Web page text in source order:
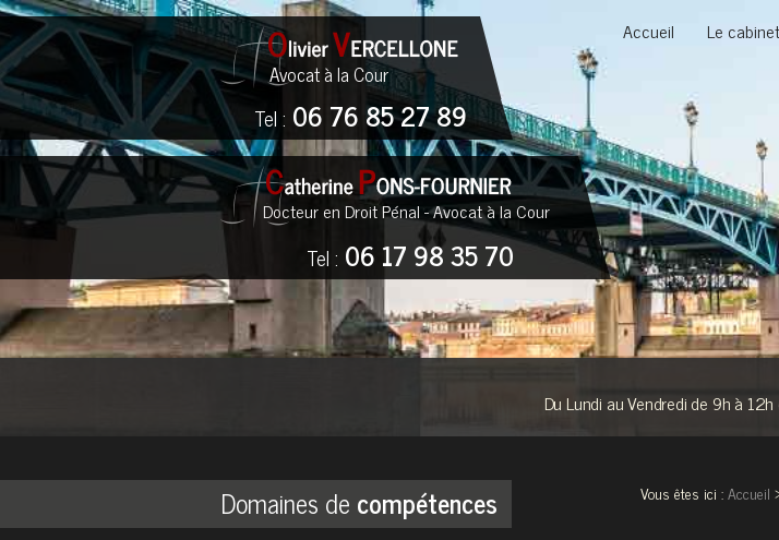
Avocat à la Cour
Tel : 06 76 85 27 89
Docteur en Droit Pénal - Avocat à la Cour
Tel : 06 17 98 35 70
Accueil Le cabinet
Du Lundi au Vendredi de 9h à
Vous êtes ici :Accueil
Domaines de compétences